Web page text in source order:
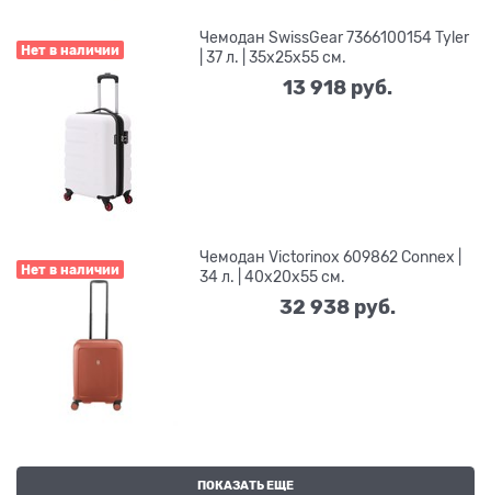
Нет в наличии
Чемодан SwissGear 7366100154 Tyler
| 37 л. | 35x25x55 см.
13 918 руб.
Нет в наличии
Чемодан Victorinox 609862 Connex |
34 л. | 40x20x55 см.
32 938 руб.
ПОКАЗАТЬ ЕЩЕ